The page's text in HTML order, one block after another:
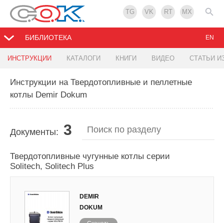
TG VK RT MX
БИБЛИОТЕКА
ИНСТРУКЦИИ КАТАЛОГИ КНИГИ ВИДЕО СТАТЬИ
EN
Инструкции на Твердотопливные и пеллетные
котлы Demir Dokum
Документы: 3
Твердотопливные чугунные котлы серии
Solitech, Solitech Plus
DEMIR
DOKUM